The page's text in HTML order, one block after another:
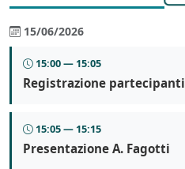
15/06/2026
15:00 — 15:05
Registrazione partecipanti
15:05 — 15:15
Presentazione A. Fagotti